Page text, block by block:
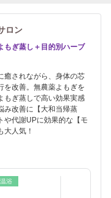
ロン
もぎ蒸し＋目的別ハーブ
癒されながら、身体の芯
を改善。無農薬よもぎを
もぎ蒸しで高い効果実感
み改善に【大和当帰蒸
や代謝UPに効果的な【モ
大人気！
浴